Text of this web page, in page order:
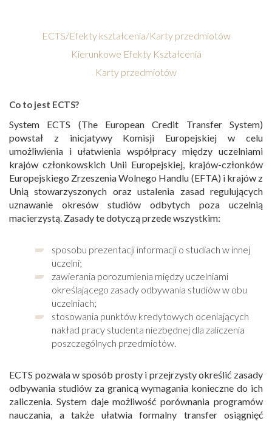
ECTS/Efekty kształcenia/Karty przedmiotów
Kierunkowe Efekty Kształcenia
Karty przedmiotów
Co to jest ECTS?
System ECTS (The European Credit Transfer System)
powstał z inicjatywy Komisji Europejskiej w celu
umożliwienia i ułatwienia współpracy między uczelniami
krajów członkowskich Unii Europejskiej, krajów-członków
Europejskiego Zrzeszenia Wolnego Handlu (EFTA) i krajów z
Unią stowarzyszonych oraz ustalenia zasad regulujących
uznawanie okresów studiów odbytych poza uczelnią
macierzystą. Zasady te dotyczą przede wszystkim:
sposobu prezentacji informacji o studiach w innej
uczelni;
zawierania porozumienia między uczelniami
określającego zasady odbywania studiów w obu
uczelniach;
stosowania punktów kredytowych oceniających
nakład pracy studenta niezbędnej dla zaliczenia
poszczególnych przedmiotów.
ECTS pozwala w sposób prosty i przejrzysty określić zasady
odbywania studiów za granicą wymagania konieczne do ich
zaliczenia. System daje możliwość porównania programów
nauczania, a także ułatwia formalny transfer osiągnięć